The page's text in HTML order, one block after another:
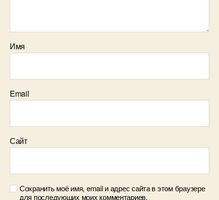
Имя
Email
Сайт
Сохранить моё имя, email и адрес сайта в этом браузере
для последующих моих комментариев.